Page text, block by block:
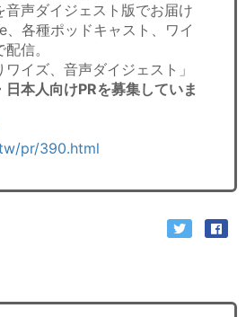
音声ダイジェスト版でお届け
、各種ポッドキャスト、ワイ
信。
イズ、音声ダイジェスト」
日本人向けPRを募集していま
pr/390.html